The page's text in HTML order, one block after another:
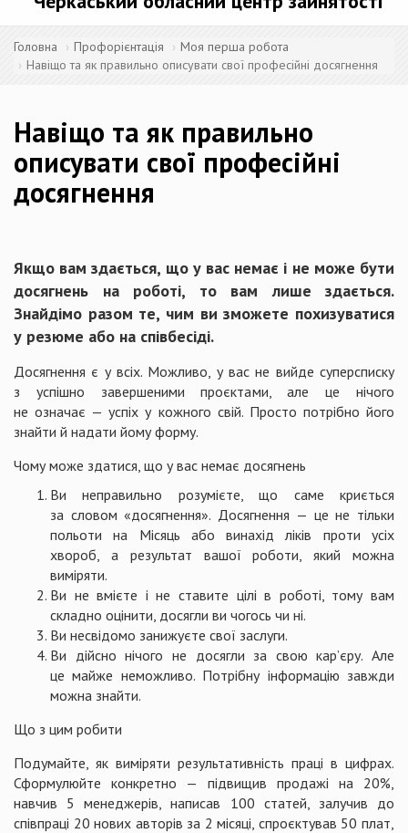
Головна Профорієнтація
Моя перша робота
Навіщо та як правильно описувати свої професійні досягнення
Навіщо та як правильно
описувати свої професійні
досягнення
Якщо вам здається, що у вас немає і не може бути
досягнень на роботі, то вам лише здається.
Знайдімо разом те, чим ви зможете похизуватися
у резюме або на співбесіді.
Досягнення є у всіх. Можливо, у вас не вийде суперсписку
з успішно завершеними проєктами, але це нічого
не означає — успіх у кожного свій. Просто потрібно його
знайти й надати йому форму.
Чому може здатися, що у вас немає досягнень
Ви неправильно розумієте, що саме криється
за словом «досягнення». Досягнення — це не тільки
польоти на Місяць або винахід ліків проти усіх
хвороб, а результат вашої роботи, який можна
виміряти.
Ви не вмієте і не ставите цілі в роботі, тому вам
складно оцінити, досягли ви чогось чи ні.
Ви несвідомо занижуєте свої заслуги.
Ви дійсно нічого не досягли за свою кар’єру. Але
це майже неможливо. Потрібну інформацію завжди
можна знайти.
Що з цим робити
Подумайте, як виміряти результативність праці в цифрах.
Сформулюйте конкретно — підвищив продажі на 20%,
навчив 5 менеджерів, написав 100 статей, залучив до
співпраці 20 нових авторів за 2 місяці, спроєктував 50 плат,